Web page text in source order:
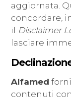
aggiornata.
concordare,
il Disclaimer
lasciare
Alfamed
contenuti